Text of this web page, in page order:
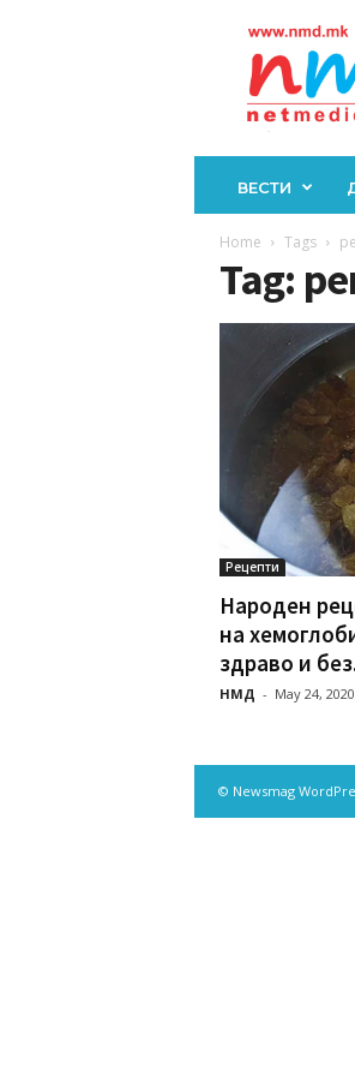
ВЕСТИ
Home Tags
Tag:
Рецепти
Народен
на
здраво и
НМД - May 24, 2020
© Newsmag